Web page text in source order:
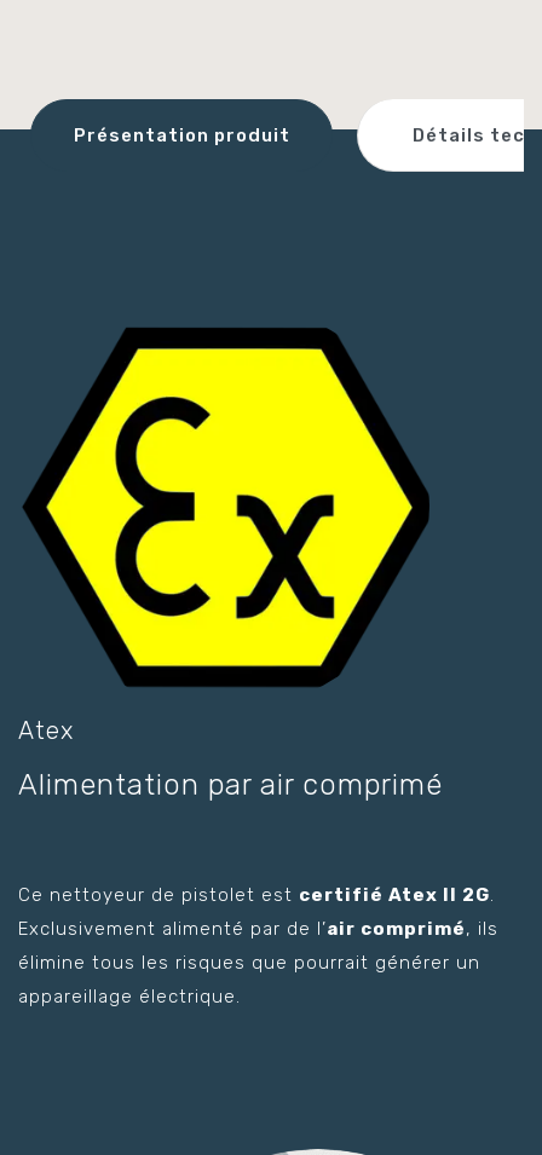
Présentation produit Détails
Atex
Alimentation par air comprimé
Ce nettoyeur de pistolet est certifié Atex II 2G.
Exclusivement alimenté par de l’air comprimé, ils
élimine tous les risques que pourrait générer un
appareillage électrique.